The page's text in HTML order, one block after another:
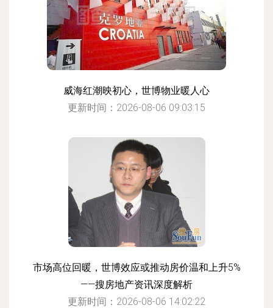
威海红潮映初心，世博物业暖人心
更新时间：2026-08-06 09:03:15
市场高位回暖，世博效应或推动房价温和上升5%
——搜房地产资讯深度解析
更新时间：2026-08-06 14:02:22